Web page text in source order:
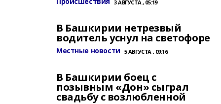
3 АВГУСТА , 05:19
В Башкирии нетрезвый
водитель уснул на светофоре
Местные новости 5 АВГУСТА , 09:16
В Башкирии боец с
позывным «Дон» сыграл
свадьбу с возлюбленной